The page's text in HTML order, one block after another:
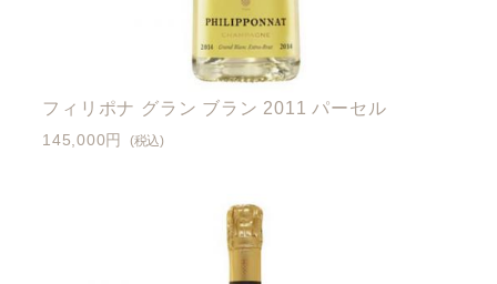
フィリポナ グラン ブラン 2011 パーセル
145,000円 (税込)